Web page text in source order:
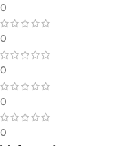
0
0
0
0
0